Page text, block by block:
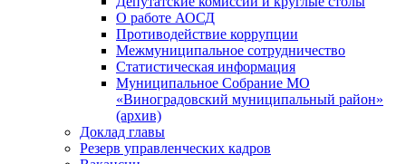
О работе АОСД
Противодействие коррупции
Межмуниципальное сотрудничество
Статистическая информация
Муниципальное Собрание МО
«Виноградовский муниципальный район»
(архив)
Доклад главы
Резерв управленческих кадров